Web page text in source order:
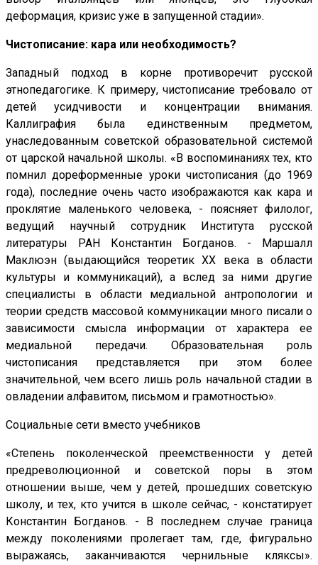
деформация, кризис уже в запущенной стадии».
Чистописание: кара или необходимость?
Западный подход в корне противоречит русской
этнопедагогике. К примеру, чистописание требовало от
детей усидчивости и концентрации внимания.
Каллиграфия была единственным предметом,
унаследованным советской образовательной системой
от царской начальной школы. «В воспоминаниях тех, кто
помнил дореформенные уроки чистописания (до 1969
года), последние очень часто изображаются как кара и
проклятие маленького человека, - поясняет филолог,
ведущий научный сотрудник Института русской
литературы РАН Константин Богданов. - Маршалл
Маклюэн (выдающийся теоретик XX века в области
культуры и коммуникаций), а вслед за ними другие
специалисты в области медиальной антропологии и
теории средств массовой коммуникации много писали о
зависимости смысла информации от характера ее
медиальной передачи. Образовательная роль
чистописания представляется при этом более
значительной, чем всего лишь роль начальной стадии в
овладении алфавитом, письмом и грамотностью».
Социальные сети вместо учебников
«Степень поколенческой преемственности у детей
предреволюционной и советской поры в этом
отношении выше, чем у детей, прошедших советскую
школу, и тех, кто учится в школе сейчас, - констатирует
Константин Богданов. - В последнем случае граница
между поколениями пролегает там, где, фигурально
выражаясь, заканчиваются чернильные кляксы».